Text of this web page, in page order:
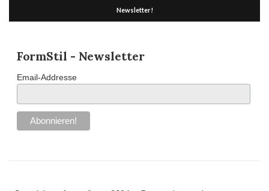
Newsletter!
FormStil - Newsletter
Email-Addresse